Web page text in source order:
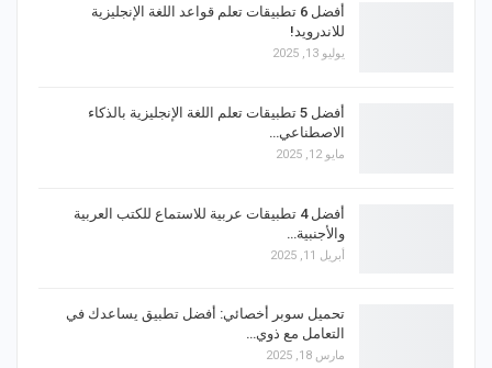
أفضل 6 تطبيقات تعلم قواعد اللغة الإنجليزية
للاندرويد!
يوليو 13, 2025
أفضل 5 تطبيقات تعلم اللغة الإنجليزية بالذكاء
الاصطناعي…
مايو 12, 2025
أفضل 4 تطبيقات عربية للاستماع للكتب العربية
والأجنبية…
أبريل 11, 2025
تحميل سوبر أخصائي: أفضل تطبيق يساعدك في
التعامل مع ذوي…
مارس 18, 2025